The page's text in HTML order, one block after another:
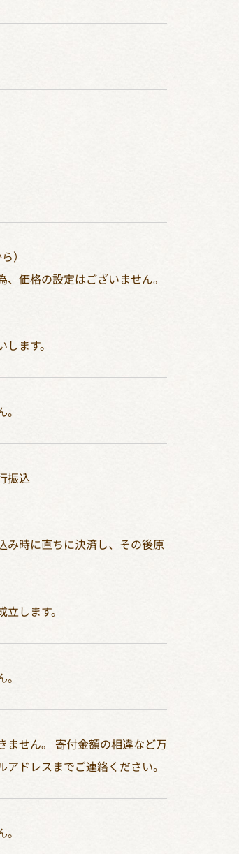
）
価格の設定はございません。
ます。
振込
み時に直ちに決済し、その後原
します。
ません。 寄付金額の相違など万
ドレスまでご連絡ください。